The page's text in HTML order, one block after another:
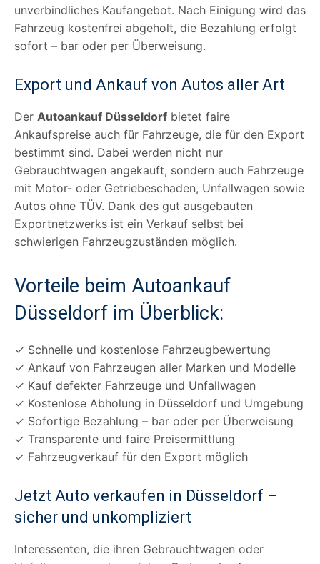
unverbindliches Kaufangebot. Nach Einigung wird das
Fahrzeug kostenfrei abgeholt, die Bezahlung erfolgt
sofort – bar oder per Überweisung.
Export und Ankauf von Autos aller Art
Der Autoankauf Düsseldorf bietet faire
Ankaufspreise auch für Fahrzeuge, die für den Export
bestimmt sind. Dabei werden nicht nur
Gebrauchtwagen angekauft, sondern auch Fahrzeuge
mit Motor- oder Getriebeschaden, Unfallwagen sowie
Autos ohne TÜV. Dank des gut ausgebauten
Exportnetzwerks ist ein Verkauf selbst bei
schwierigen Fahrzeugzuständen möglich.
Vorteile beim Autoankauf
Düsseldorf im Überblick:
✓ Schnelle und kostenlose Fahrzeugbewertung
✓ Ankauf von Fahrzeugen aller Marken und Modelle
✓ Kauf defekter Fahrzeuge und Unfallwagen
✓ Kostenlose Abholung in Düsseldorf und Umgebung
✓ Sofortige Bezahlung – bar oder per Überweisung
✓ Transparente und faire Preisermittlung
✓ Fahrzeugverkauf für den Export möglich
Jetzt Auto verkaufen in Düsseldorf –
sicher und unkompliziert
Interessenten, die ihren Gebrauchtwagen oder